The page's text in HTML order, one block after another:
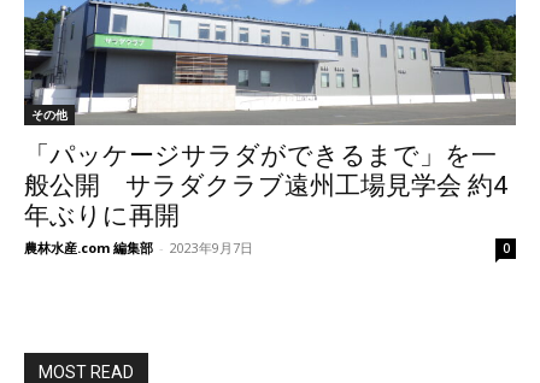
その他
「パッケージサラダができるまで」を一
般公開 サラダクラブ遠州工場見学会 約4
年ぶりに再開
農林水産.com 編集部 - 2023年9月7日 0
MOST READ